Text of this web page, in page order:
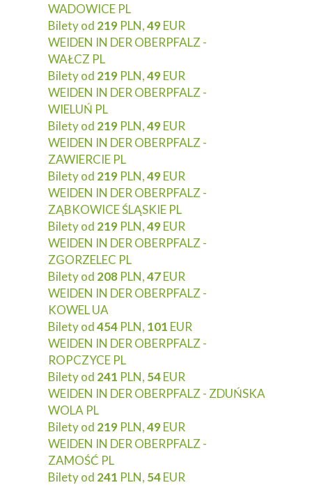
WADOWICE PL
Bilety od 219 PLN,49EUR
WEIDEN IN DER OBERPFALZ -
WAŁCZ PL
Bilety od 219 PLN,49EUR
WEIDEN IN DER OBERPFALZ -
WIELUŃ PL
Bilety od 219 PLN,49EUR
WEIDEN IN DER OBERPFALZ -
ZAWIERCIE PL
Bilety od 219 PLN,49EUR
WEIDEN IN DER OBERPFALZ -
ZĄBKOWICE ŚLĄSKIE PL
Bilety od 219 PLN,49EUR
WEIDEN IN DER OBERPFALZ -
ZGORZELEC PL
Bilety od 208 PLN,47EUR
WEIDEN IN DER OBERPFALZ -
KOWEL UA
Bilety od454 PLN, 101 EUR
WEIDEN IN DER OBERPFALZ -
ROPCZYCE PL
Bilety od 241 PLN, 54EUR
WEIDEN IN DER OBERPFALZ - ZDUŃSKA
WOLA PL
Bilety od 219 PLN,49EUR
WEIDEN IN DER OBERPFALZ -
ZAMOŚĆ PL
Bilety od 241 PLN, 54EUR